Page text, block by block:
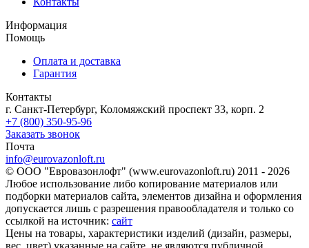
Информация
Помощь
Оплата и доставка
Гарантия
Контакты
г. Санкт-Петербург, Коломяжский проспект 33, корп. 2
+7 (800) 350-95-96
Заказать звонок
Почта
info@eurovazonloft.ru
© ООО "Евровазонлофт" (www.eurovazonloft.ru) 2011 - 2026
Любое использование либо копирование материалов или
подборки материалов сайта, элементов дизайна и оформления
допускается лишь с разрешения правообладателя и только со
ссылкой на источник: сайт
Цены на товары, характеристики изделий (дизайн, размеры,